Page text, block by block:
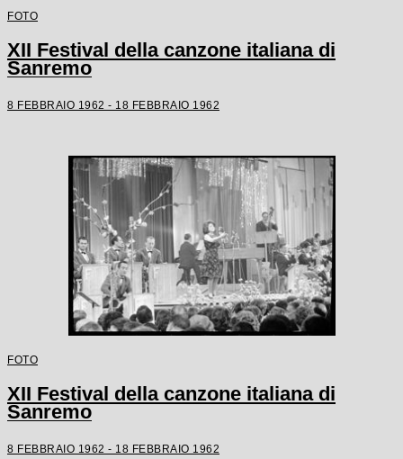
FOTO
XII Festival della canzone italiana di
Sanremo
8 FEBBRAIO 1962 - 18 FEBBRAIO 1962
FOTO
XII Festival della canzone italiana di
Sanremo
8 FEBBRAIO 1962 - 18 FEBBRAIO 1962